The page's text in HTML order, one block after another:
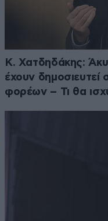
Κ. Χατδηδάκης:
έχουν δημοσιευτεί
φορέων – Τι θα